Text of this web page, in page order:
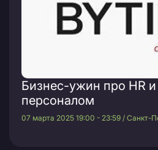
Бизнес-ужин про HR
персоналом
07 марта 2025 19:00 - 23:59 / Санкт-